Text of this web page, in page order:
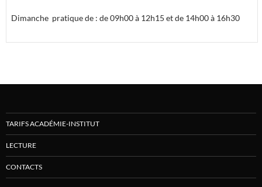
Dimanche pratique de : de 09h00 à 12h15 et de 14h00 à 16h30
TARIFS ACADÉMIE-INSTITUT
LECTURE
CONTACTS